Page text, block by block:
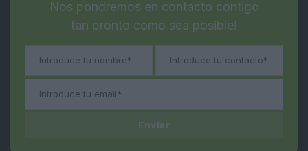
Nos pondremos en contacto contigo
tan pronto como sea posible!
Enviar